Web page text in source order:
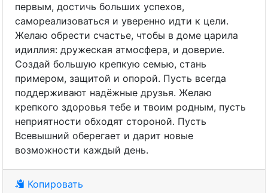
первым, достичь больших успехов,
самореализоваться и уверенно идти к цели.
Желаю обрести счастье, чтобы в доме царила
идиллия: дружеская атмосфера, и доверие.
Создай большую крепкую семью, стань
примером, защитой и опорой. Пусть всегда
поддерживают надёжные друзья. Желаю
крепкого здоровья тебе и твоим родным, пусть
неприятности обходят стороной. Пусть
Всевышний оберегает и дарит новые
возможности каждый день.
Копировать